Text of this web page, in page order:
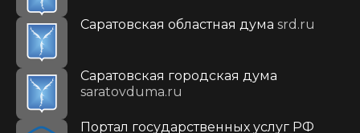
Саратовская областная дума srd.ru
Саратовская городская дума
saratovduma.ru
Портал государственных услуг РФ